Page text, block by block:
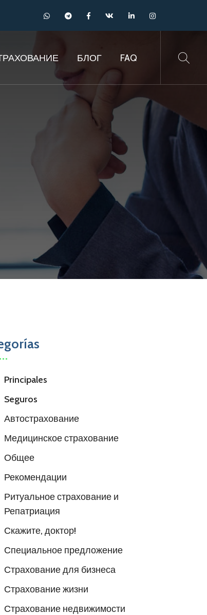
БЛОГ FAQ
Principales
Seguros
Автострахование
Медицинское страхование
Общее
Рекомендации
Ритуальное страхование и
Репатриация
Скажите, доктор!
Специальное предложение
Страхование для бизнеса
Страхование жизни
Страхование недвижимости